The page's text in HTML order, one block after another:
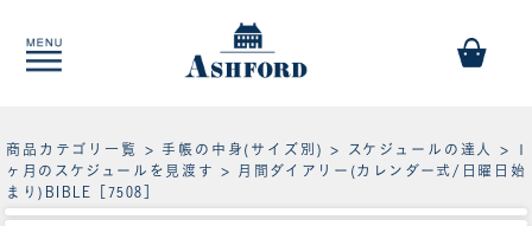
商品カテゴリ一覧 > 手帳の中身(サイズ別) > スケジュールの達人 >
1
ヶ月のスケジュールを見渡す
> 月間ダイアリー(カレンダー式/日曜日始
まり)BIBLE［7508］